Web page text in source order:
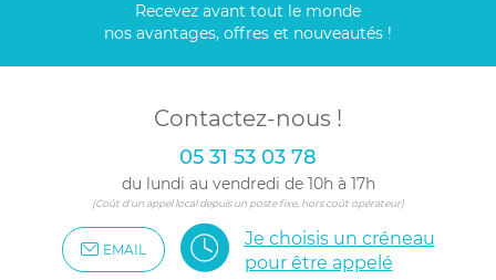
Recevez avant tout le monde
nos avantages, offres et nouveautés !
Contactez-nous !
05 31 53 03 78
du lundi au vendredi de 10h à 17h
(Coût d'un appel local depuis un poste fixe, hors coût opérateur)
EMAIL
Je choisis un créneau
pour être appelé